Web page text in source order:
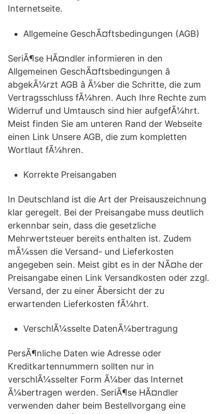
Internetseite.
Allgemeine GeschÃ¤ftsbedingungen (AGB)
SeriÃ¶se HÃ¤ndler informieren in den
Allgemeinen GeschÃ¤ftsbedingungen â
abgekÃ¼rzt AGB â Ã¼ber die Schritte, die zum
Vertragsschluss fÃ¼hren. Auch Ihre Rechte zum
Widerruf und Umtausch sind hier aufgefÃ¼hrt.
Meist finden Sie am unteren Rand der Webseite
einen Link Unsere AGB, die zum kompletten
Wortlaut fÃ¼hren.
Korrekte Preisangaben
In Deutschland ist die Art der Preisauszeichnung
klar geregelt. Bei der Preisangabe muss deutlich
erkennbar sein, dass die gesetzliche
Mehrwertsteuer bereits enthalten ist. Zudem
mÃ¼ssen die Versand- und Lieferkosten
angegeben sein. Meist gibt es in der NÃ¤he der
Preisangabe einen Link Versandkosten oder zzgl.
Versand, der zu einer Ãbersicht der zu
erwartenden Lieferkosten fÃ¼hrt.
VerschlÃ¼sselte DatenÃ¼bertragung
PersÃ¶nliche Daten wie Adresse oder
Kreditkartennummern sollten nur in
verschlÃ¼sselter Form Ã¼ber das Internet
Ã¼bertragen werden. SeriÃ¶se HÃ¤ndler
verwenden daher beim Bestellvorgang eine